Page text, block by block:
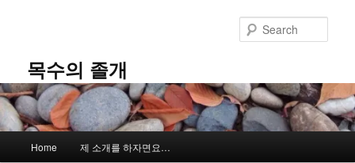
content
content목수의 졸개
Home 제 소개를 하자면요…